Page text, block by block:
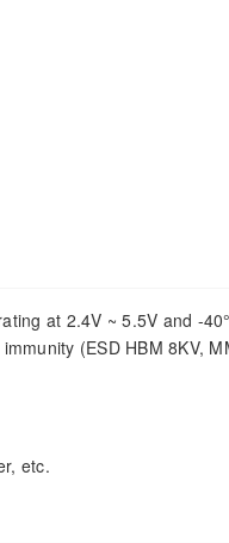
at 2.4V ~ 5.5V and
(ESD HBM 8KV,
etc.